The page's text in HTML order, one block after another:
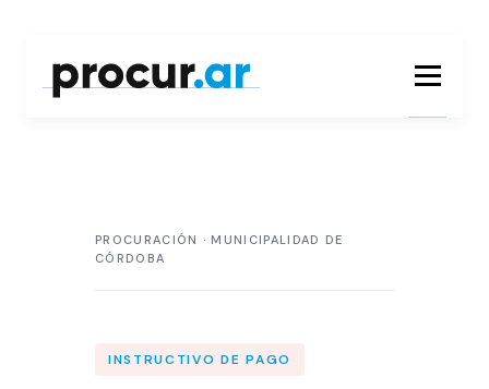
contenido
Menú
YA SUMAMOS 10524 ARBOLES
PROCURACIÓN · MUNICIPALIDAD DE
CÓRDOBA
INSTRUCTIVO DE PAGO